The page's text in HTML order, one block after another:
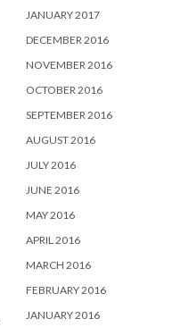
JANUARY 2017
DECEMBER 2016
NOVEMBER 2016
OCTOBER 2016
SEPTEMBER 2016
AUGUST 2016
JULY 2016
JUNE 2016
MAY 2016
APRIL 2016
MARCH 2016
FEBRUARY 2016
JANUARY 2016